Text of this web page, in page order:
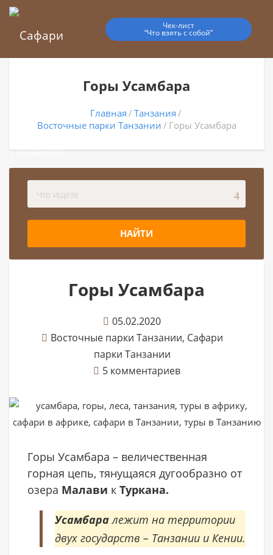
Чек-лист
“Что взять с собой”
Горы Усамбара
Главная
Танзания
Восточные парки Танзании
Горы Усамбара
НАЙТИ
Горы Усамбара
05.02.2020
Восточные парки Танзании, Сафари
парки Танзании
5 комментариев
Горы Усамбара – величественная
горная цепь, тянущаяся дугообразно от
озера Малави к Туркана.
Усамбаралежит на территории
двух государств – Танзании и Кении.